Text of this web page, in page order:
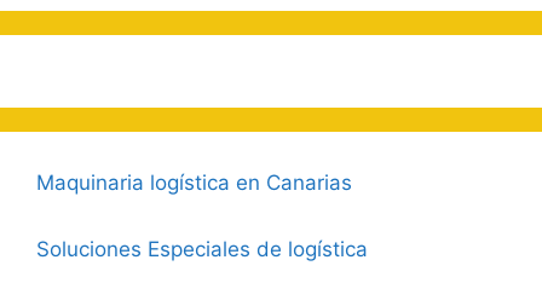
Maquinaria logística en Canarias
Soluciones Especiales de logística